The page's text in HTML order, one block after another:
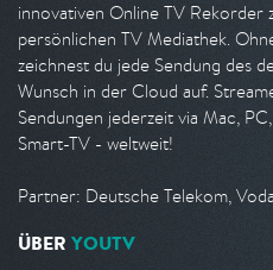
innovativen Online TV Rekorder
persönlichen TV Mediathek.
zeichnest du jede Sendung des
Wunsch in der Cloud auf.
Sendungen jederzeit via Mac,
Smart-TV - weltweit!
Partner: Deutsche Telekom,
ÜBER YOUTV